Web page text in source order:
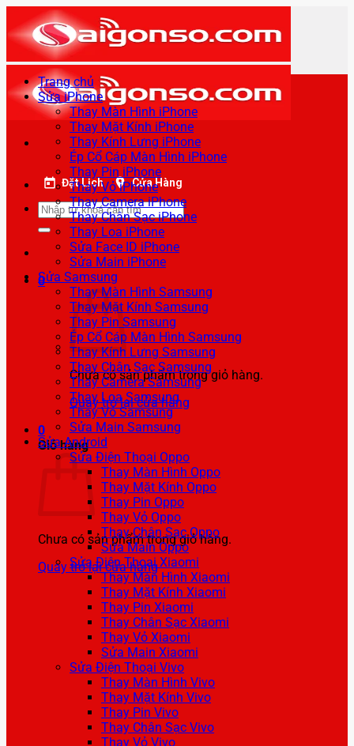
qua
nội
dung
Đặt Lịch Cửa Hàng
Tìm
kiếm:
0
Chưa có sản phẩm trong giỏ hàng.
Quay trở lại cửa hàng
0
Giỏ hàng
Chưa có sản phẩm trong giỏ hàng.
Quay trở lại cửa hàng
Trang chủ
Sửa iPhone
Thay Màn Hình iPhone
Thay Mặt Kính iPhone
Thay Kính Lưng iPhone
Ép Cổ Cáp Màn Hình iPhone
Thay Pin iPhone
Thay Vỏ iPhone
Thay Camera iPhone
Thay Chân Sạc iPhone
Thay Loa iPhone
Sửa Face ID iPhone
Sửa Main iPhone
Sửa Samsung
Thay Màn Hình Samsung
Thay Mặt Kính Samsung
Thay Pin Samsung
Ép Cổ Cáp Màn Hình Samsung
Thay Kính Lưng Samsung
Thay Chân Sạc Samsung
Thay Camera Samsung
Thay Loa Samsung
Thay Vỏ Samsung
Sửa Main Samsung
Sửa Android
Sửa Điện Thoại Oppo
Thay Màn Hình Oppo
Thay Mặt Kính Oppo
Thay Pin Oppo
Thay Vỏ Oppo
Thay Chân Sạc Oppo
Sửa Main Oppo
Sửa Điện Thoại Xiaomi
Thay Màn Hình Xiaomi
Thay Mặt Kính Xiaomi
Thay Pin Xiaomi
Thay Chân Sạc Xiaomi
Thay Vỏ Xiaomi
Sửa Main Xiaomi
Sửa Điện Thoại Vivo
Thay Màn Hình Vivo
Thay Mặt Kính Vivo
Thay Pin Vivo
Thay Chân Sạc Vivo
Thay Vỏ Vivo